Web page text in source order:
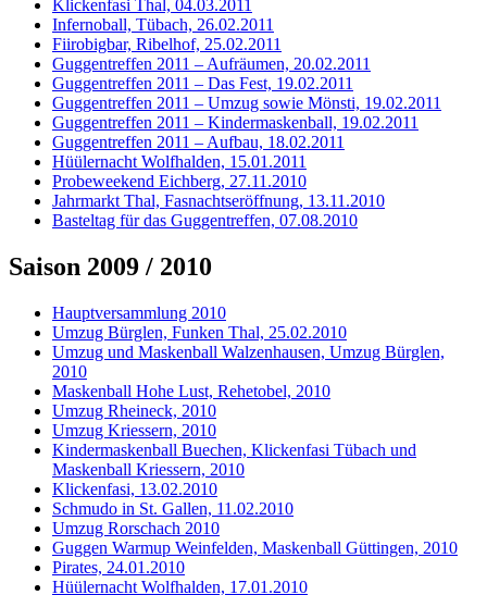
Klickenfasi Thal, 04.03.2011
Infernoball, Tübach, 26.02.2011
Fiirobigbar, Ribelhof, 25.02.2011
Guggentreffen 2011 – Aufräumen, 20.02.2011
Guggentreffen 2011 – Das Fest, 19.02.2011
Guggentreffen 2011 – Umzug sowie Mönsti, 19.02.2011
Guggentreffen 2011 – Kindermaskenball, 19.02.2011
Guggentreffen 2011 – Aufbau, 18.02.2011
Hüülernacht Wolfhalden, 15.01.2011
Probeweekend Eichberg, 27.11.2010
Jahrmarkt Thal, Fasnachtseröffnung, 13.11.2010
Basteltag für das Guggentreffen, 07.08.2010
Saison 2009 / 2010
Hauptversammlung 2010
Umzug Bürglen, Funken Thal, 25.02.2010
Umzug und Maskenball Walzenhausen, Umzug Bürglen,
2010
Maskenball Hohe Lust, Rehetobel, 2010
Umzug Rheineck, 2010
Umzug Kriessern, 2010
Kindermaskenball Buechen, Klickenfasi Tübach und
Maskenball Kriessern, 2010
Klickenfasi, 13.02.2010
Schmudo in St. Gallen, 11.02.2010
Umzug Rorschach 2010
Guggen Warmup Weinfelden, Maskenball Güttingen, 2010
Pirates, 24.01.2010
Hüülernacht Wolfhalden, 17.01.2010